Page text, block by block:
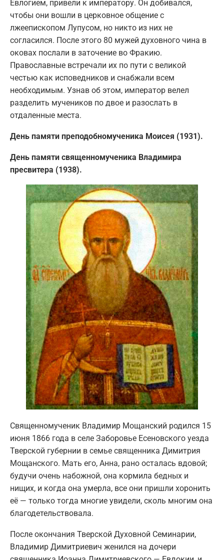
Евлогием, привели к императору. Он добивался,
чтобы они вошли в церковное общение с
лжеепископом Лупусом, но никто из них не
согласился. После этого 80 мужей духовного чина в
оковах послали в заточение во Фракию.
Православные встречали их по пути с великой
честью как исповедников и снабжали всем
необходимым. Узнав об этом, император велел
разделить мучеников по двое и разослать в
отдаленные места.
День памяти преподобномученика Моисея (1931).
День памяти священномученика Владимира
пресвитера (1938).
Священномученик Владимир Мощанский родился 15
июня 1866 года в селе Заборовье Есеновского уезда
Тверской губернии в семье священника Димитрия
Мощанского. Мать его, Анна, рано осталась вдовой;
будучи очень набожной, она кормила бедных и
нищих, и когда она умерла, все они пришли хоронить
её — только тогда многие увидели, сколь многим она
благодетельствовала.
После окончания Тверской Духовной Семинарии,
Владимир Димитриевич женился на дочери